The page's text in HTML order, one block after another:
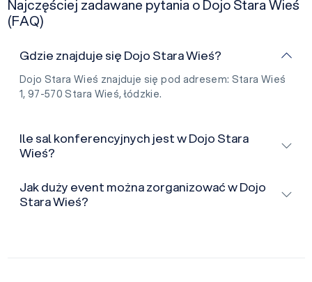
Najczęściej zadawane pytania o Dojo Stara Wieś
(FAQ)
Gdzie znajduje się Dojo Stara Wieś?
Dojo Stara Wieś znajduje się pod adresem: Stara Wieś
1, 97-570 Stara Wieś, łódzkie.
Ile sal konferencyjnych jest w Dojo Stara
Wieś?
Jak duży event można zorganizować w Dojo
Stara Wieś?